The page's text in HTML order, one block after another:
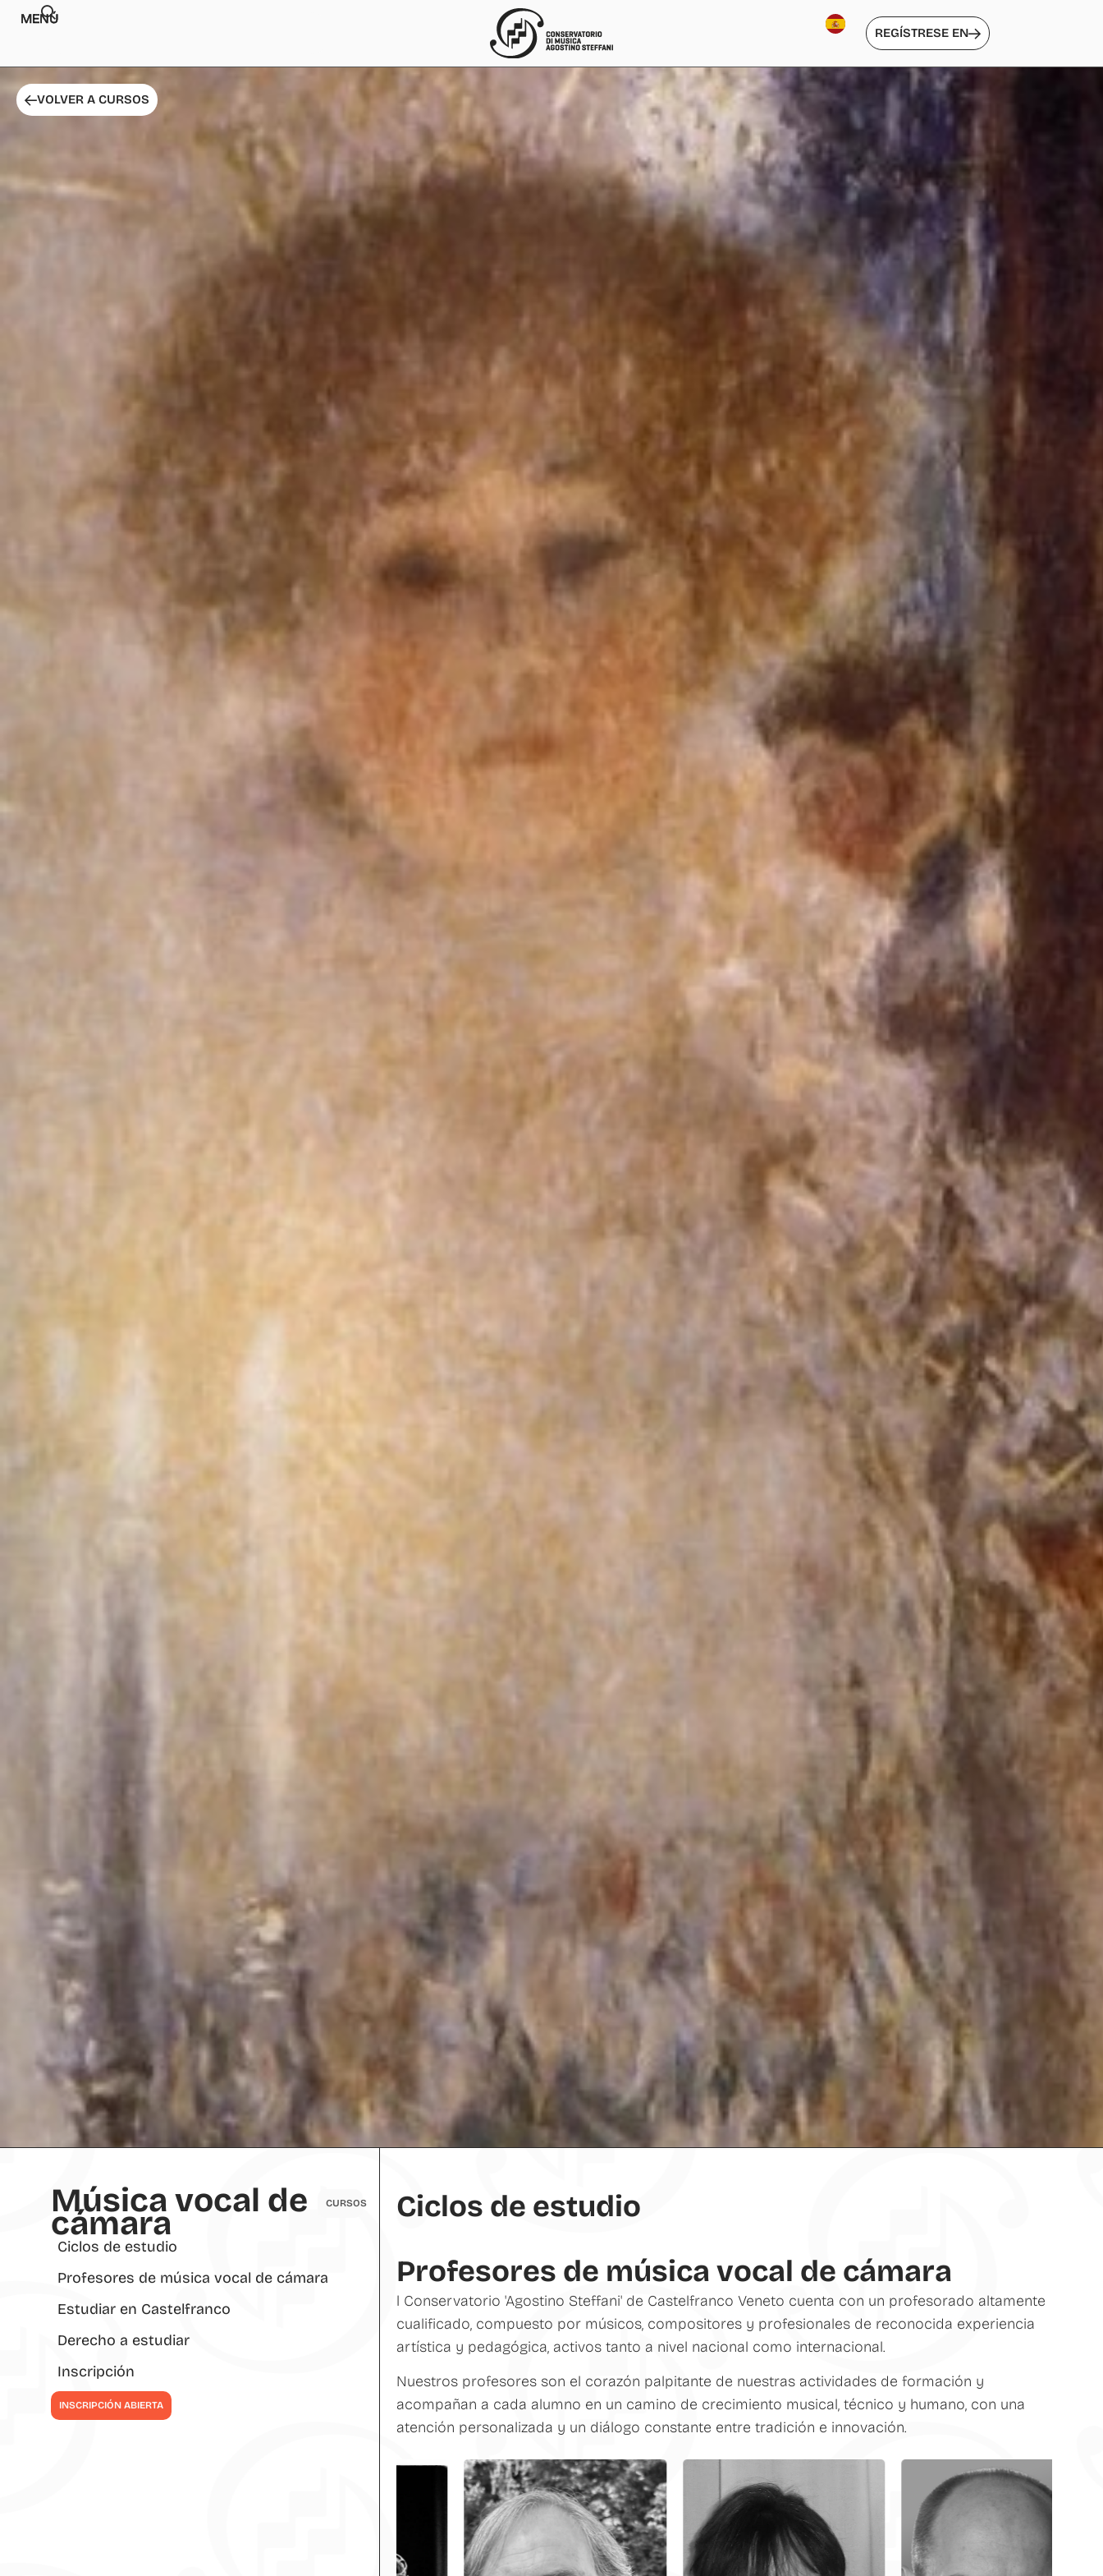
MENÚ
REGÍSTRESE EN
VOLVER A CURSOS
Música vocal de
cámara
CURSOS
Ciclos de estudio
Profesores de música vocal de cámara
Estudiar en Castelfranco
Derecho a estudiar
Inscripción
INSCRIPCIÓN ABIERTA
Ciclos de estudio
Profesores de música vocal de cámara
l Conservatorio 'Agostino Steffani' de Castelfranco Veneto cuenta con un profesorado altamente
cualificado, compuesto por músicos, compositores y profesionales de reconocida experiencia
artística y pedagógica, activos tanto a nivel nacional como internacional.
Nuestros profesores son el corazón palpitante de nuestras actividades de formación y
acompañan a cada alumno en un camino de crecimiento musical, técnico y humano, con una
atención personalizada y un diálogo constante entre tradición e innovación.